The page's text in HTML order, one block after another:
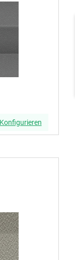
Konfigurieren